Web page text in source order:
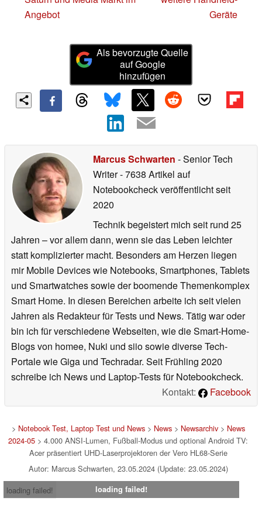
Angebot
Geräte
Als bevorzugte Quelle
auf Google
hinzufügen
Marcus Schwarten - Senior Tech
Writer- 7638 Artikel auf
Notebookcheck veröffentlichtseit
2020
Technik begeistert mich seit rund 25
Jahren – vor allem dann, wenn sie das Leben leichter
statt komplizierter macht. Besonders am Herzen liegen
mir Mobile Devices wie Notebooks, Smartphones, Tablets
und Smartwatches sowie der boomende Themenkomplex
Smart Home. In diesen Bereichen arbeite ich seit vielen
Jahren als Redakteur für Tests und News. Tätig war oder
bin ich für verschiedene Webseiten, wie die Smart-Home-
Blogs von homee, Nuki und siio sowie diverse Tech-
Portale wie Giga und Techradar. Seit Frühling 2020
schreibe ich News und Laptop-Tests für Notebookcheck.
Kontakt:
Facebook
> Notebook Test, Laptop Test und News> News> Newsarchiv> News
2024-05 > 4.000 ANSI-Lumen, Fußball-Modus und optional Android TV:
Acer präsentiert UHD-Laserprojektoren der Vero HL68-Serie
Autor: Marcus Schwarten, 23.05.2024 (Update: 23.05.2024)
loading failed!
loading failed!